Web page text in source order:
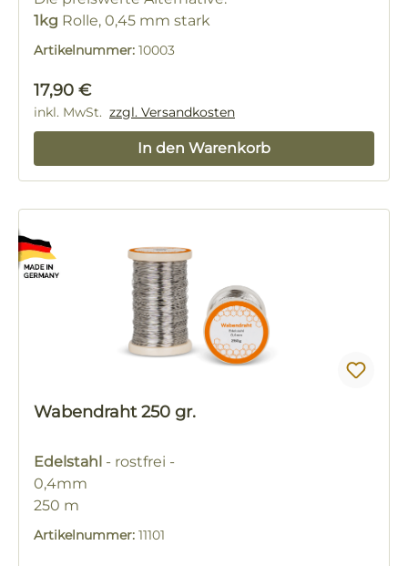
1kg Rolle, 0,45 mm stark
Artikelnummer: 10003
Regulärer Preis:
17,90 €
inkl. MwSt. zzgl. Versandkosten
In den Warenkorb
Wabendraht 250 gr.
Edelstahl - rostfrei -
0,4mm
250 m
Artikelnummer: 11101